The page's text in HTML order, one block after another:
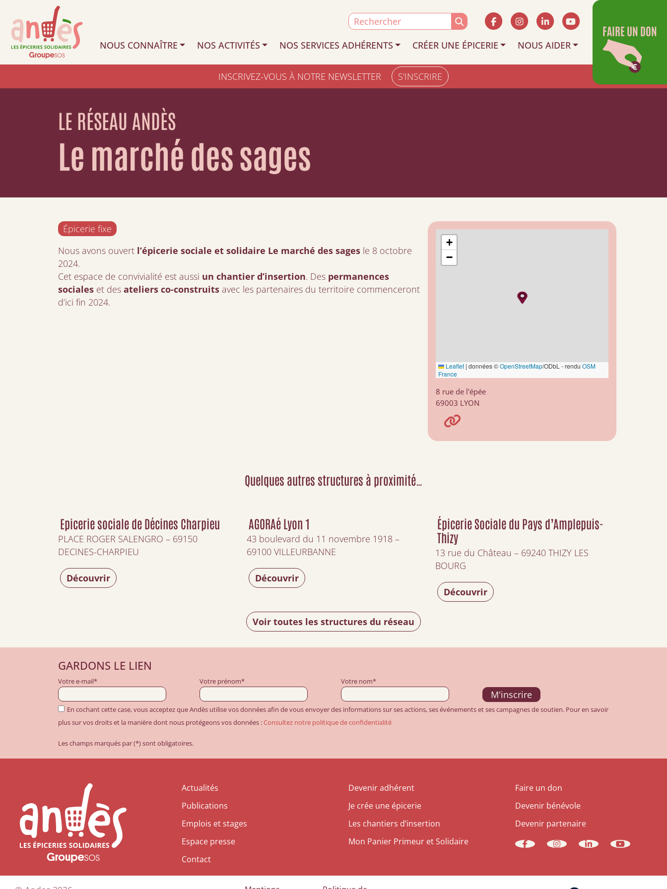
Search
for:
NOUS CONNAÎTRE
NOS ACTIVITÉS NOS SERVICES ADHÉRENTS CRÉER UNE ÉPICERIE NOUS AIDER
INSCRIVEZ-VOUS À NOTRE NEWSLETTER S'INSCRIRE
FAIRE UN DON
LE RÉSEAU ANDÈS
Le marché des sages
Épicerie fixe
Nous avons ouvert l’épicerie sociale et solidaire Le marché des sages le 8 octobre
2024.
Cet espace de convivialité est aussi un chantier d’insertion. Des permanences
sociales et des ateliers co-construits avec les partenaires du territoire commenceront
d’ici fin 2024.
+
−
Leaflet | données ©OpenStreetMap/ODbL - rendu OSM
France
8 rue de l'épée
69003 LYON
Quelques autres structures à proximité…
Epicerie sociale de Décines Charpieu
PLACE ROGER SALENGRO – 69150
DECINES-CHARPIEU
Découvrir
AGORAé Lyon 1
43 boulevard du 11 novembre 1918 –
69100 VILLEURBANNE
Découvrir
Épicerie Sociale du Pays d’Amplepuis-
Thizy
13 rue du Château – 69240 THIZY LES
BOURG
Découvrir
Voir toutes les structures du réseau
GARDONS LE LIEN
Votre e-mail* Votre prénom* Votre nom*
En cochant cette case, vous acceptez que Andès utilise vos données afin de vous envoyer des informations sur ses actions, ses événements et ses campagnes de soutien. Pour en savoir
plus sur vos droits et la manière dont nous protégeons vos données :Consultez notre politique de confidentialité
Les champs marqués par (*) sont obligatoires.
Actualités
Publications
Emplois et stages
Espace presse
Contact
Devenir adhérent
Je crée une épicerie
Les chantiers d’insertion
Mon Panier Primeur et Solidaire
Faire un don
Devenir bénévole
Devenir partenaire